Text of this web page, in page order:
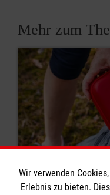
Mehr zum
Wir verwenden
Erlebnis zu bieten.